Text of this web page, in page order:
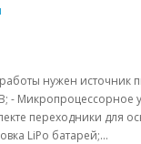
нужен источник
- Микропроцессорное
переходники для
LiPo батарей;...